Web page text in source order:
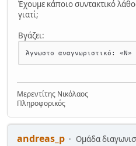
Έχουμε κάποιο συντακτικό
γιατί;
Βγάζει:
Μερεντίτης Νικόλαος
Πληροφορικός
andreas_p
Ομάδα